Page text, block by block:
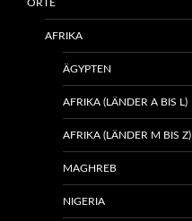
ORTE
AFRIKA
ÄGYPTEN
AFRIKA (LÄNDER A BIS L)
AFRIKA (LÄNDER M BIS Z)
MAGHREB
NIGERIA